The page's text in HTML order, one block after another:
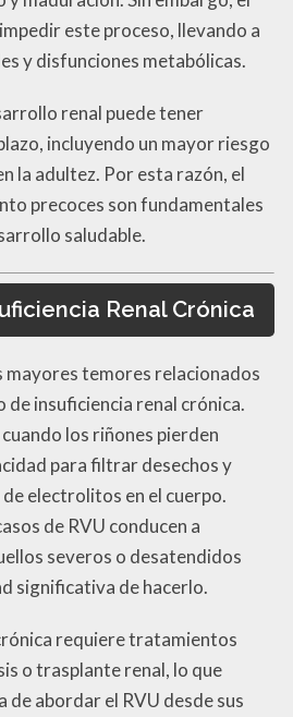
este proceso, llevando a
y disfunciones metabólicas.
renal puede tener
incluyendo un mayor riesgo
la adultez. Por esta razón, el
precoces son fundamentales
saludable.
Renal Crónica
mayores temores relacionados
de insuficiencia renal crónica.
los riñones pierden
para filtrar desechos y
electrolitos en el cuerpo.
de RVU conducen a
severos o desatendidos
significativa de hacerlo.
requiere tratamientos
o trasplante renal, lo que
de abordar el RVU desde sus